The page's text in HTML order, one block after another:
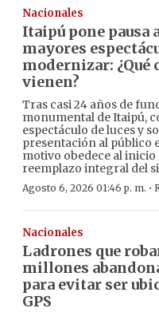
Nacionales
Itaipú pone pausa
mayores
modernizar: ¿Qué
vienen?
Tras casi 24 años de
monumental de Itaipú,
espectáculo de luces y
presentación al público
motivo obedece al inicio
reemplazo integral del
Agosto 6, 2026 01:46 p. m. ·
Nacionales
Ladrones que
millones
para evitar ser
GPS